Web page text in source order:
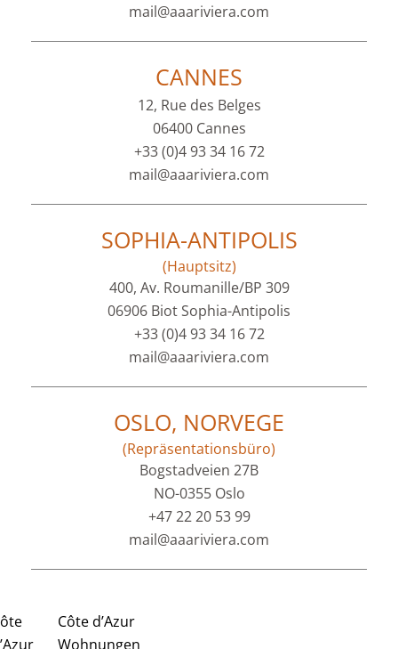
mail@aaariviera.com
CANNES
12, Rue des Belges
06400 Cannes
+33 (0)4 93 34 16 72
mail@aaariviera.com
SOPHIA-ANTIPOLIS
(Hauptsitz)
400, Av. Roumanille/BP 309
06906 Biot Sophia-Antipolis
+33 (0)4 93 34 16 72
mail@aaariviera.com
OSLO, NORVEGE
(Repräsentationsbüro)
Bogstadveien 27B
NO-0355 Oslo
+47 22 20 53 99
mail@aaariviera.com
Côte d’Azur
Wohnungen